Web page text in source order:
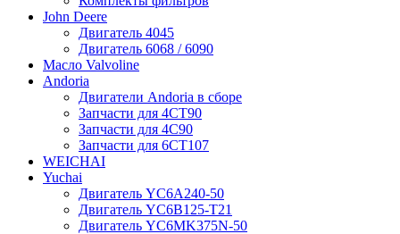
John Deere
Двигатель 4045
Двигатель 6068 / 6090
Масло Valvoline
Andoria
Двигатели Andoria в сборе
Запчасти для 4CT90
Запчасти для 4С90
Запчасти для 6CT107
WEICHAI
Yuchai
Двигатель YC6A240-50
Двигатель YC6B125-T21
Двигатель YC6MK375N-50